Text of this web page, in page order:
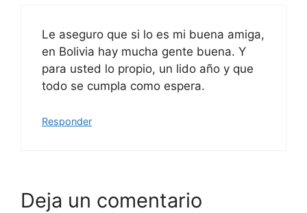
Le aseguro que si lo es mi buena amiga,
en Bolivia hay mucha gente buena. Y
para usted lo propio, un lido año y que
todo se cumpla como espera.
Responder
Deja un comentario